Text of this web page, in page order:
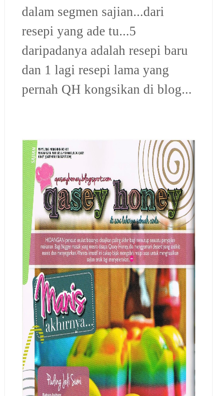
dalam segmen sajian...dari
resepi yang ade tu...5
daripadanya adalah resepi baru
dan 1 lagi resepi lama yang
pernah QH kongsikan di blog...